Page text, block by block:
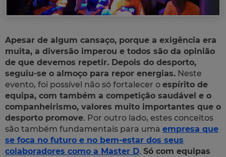
Apesar de algum cansaço, porque a exigência era
muita, a diversão imperou e todos são da opinião
de que devemos repetir. Depois do desporto,
seguiu-se o almoço para repor energias. Neste
evento, foi possível não só fortalecer o espírito de
equipa, com também a competição saudável e o
companheirismo, valores muito importantes que o
desporto promove. Por outro lado, estes conceitos
são também fundamentais para uma empresa que
se foca no futuro e no bem-estar dos seus
colaboradores como a Master D. Só com equipas